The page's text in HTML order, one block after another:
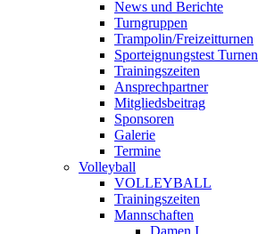
News und Berichte
Turngruppen
Trampolin/Freizeitturnen
Sporteignungstest Turnen
Trainingszeiten
Ansprechpartner
Mitgliedsbeitrag
Sponsoren
Galerie
Termine
Volleyball
VOLLEYBALL
Trainingszeiten
Mannschaften
Damen I